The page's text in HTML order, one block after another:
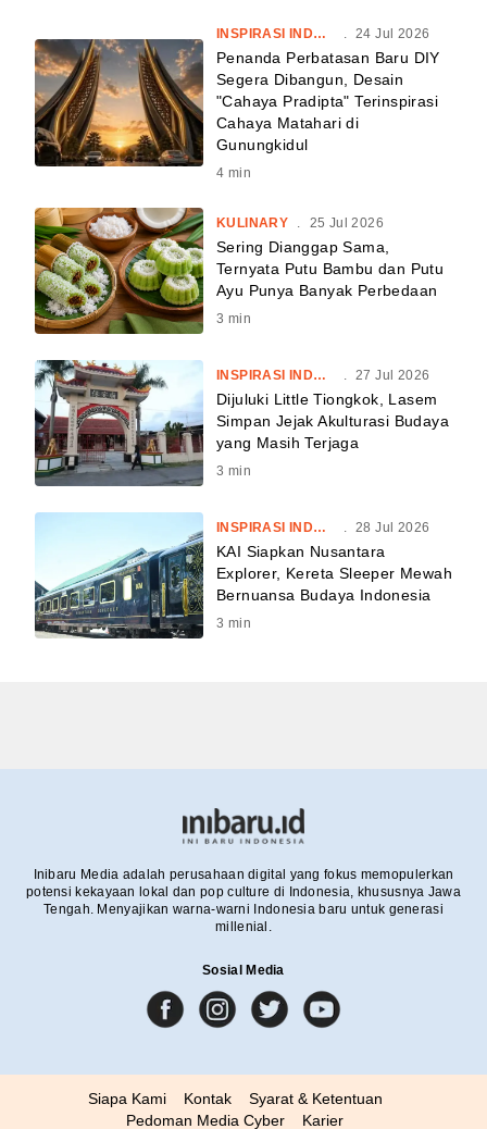
INSPIRASI INDONESIA 24 Jul 2026
Penanda Perbatasan Baru DIY
Segera Dibangun, Desain
"Cahaya Pradipta" Terinspirasi
Cahaya Matahari di
Gunungkidul
4 min
KULINARY 25 Jul 2026
Sering Dianggap Sama,
Ternyata Putu Bambu dan Putu
Ayu Punya Banyak Perbedaan
3 min
INSPIRASI INDONESIA . 27 Jul 2026
Dijuluki Little Tiongkok, Lasem
Simpan Jejak Akulturasi Budaya
yang Masih Terjaga
3 min
INSPIRASI INDONESIA . 28 Jul 2026
KAI Siapkan Nusantara
Explorer, Kereta Sleeper Mewah
Bernuansa Budaya Indonesia
3 min
Inibaru Media adalah perusahaan digital yang fokus memopulerkan
potensi kekayaan lokal dan pop culture di Indonesia, khususnya Jawa
Tengah. Menyajikan warna-warni Indonesia baru untuk generasi
millenial.
Sosial Media
Siapa Kami Kontak
Syarat & Ketentuan
Pedoman Media Cyber
Karier